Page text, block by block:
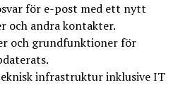
för e-post med ett nytt
och andra kontakter.
och grundfunktioner för
infrastruktur inklusive IT